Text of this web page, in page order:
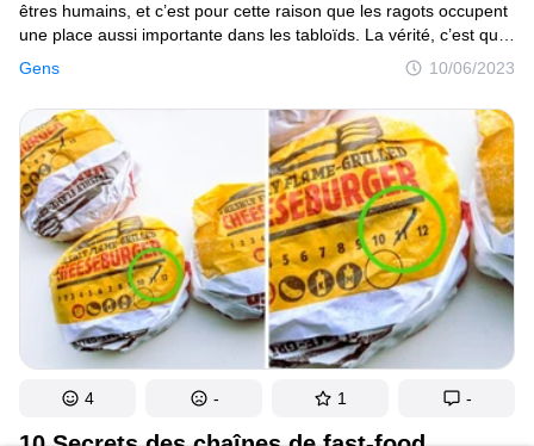
Gens 10/06/2023
êtres humains, et c’est pour cette raison que les ragots occupent
une place aussi importante dans les tabloïds. La vérité, c’est que
nos cerveaux sont difficiles à contenir lorsqu’ils pensent qu’il
y a quelque chose à découvrir ; le problème survient lorsque
l’arroseur finit par être arrosé, parce que ce qu’il pensait avoir
découvert n’a rien à voir avec la réalité qui est finalement bien
amère, et parfois même, salée !
4 - 1 -